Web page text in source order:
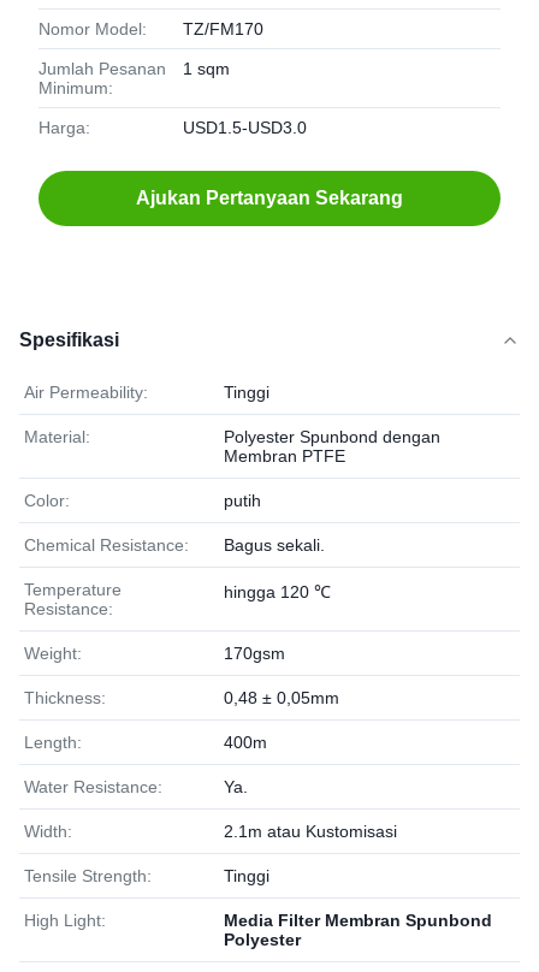
Nomor Model: TZ/FM170
Jumlah Pesanan
Minimum:
1 sqm
Harga: USD1.5-USD3.0
Ajukan Pertanyaan Sekarang
Spesifikasi
Air Permeability: Tinggi
Material:
Polyester Spunbond dengan
Membran PTFE
Color: putih
Chemical Resistance: Bagus sekali.
Temperature
Resistance:
hingga 120 ℃
Weight: 170gsm
Thickness: 0,48 ± 0,05mm
Length: 400m
Water Resistance: Ya.
Width: 2.1m atau Kustomisasi
Tensile Strength: Tinggi
High Light:
Media Filter Membran Spunbond
Polyester